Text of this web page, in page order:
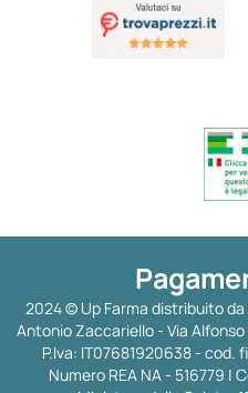
2024 © Up Farma distribuito
Antonio Zaccariello - Via
P.Iva: IT07681920638 - cod.
Numero REA NA - 516779 |